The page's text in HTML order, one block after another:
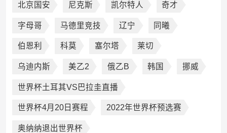
北京国安 尼克斯 凯尔特人 奇才
字母哥 马德里竞技 辽宁 同曦
伯恩利 科莫 塞尔塔 莱切
乌迪内斯 美乙2 俄乙B 韩国 挪威
世界杯土耳其VS巴拉圭直播
世界杯4月20日赛程 2022年世界杯预选赛
奥纳纳退出世界杯